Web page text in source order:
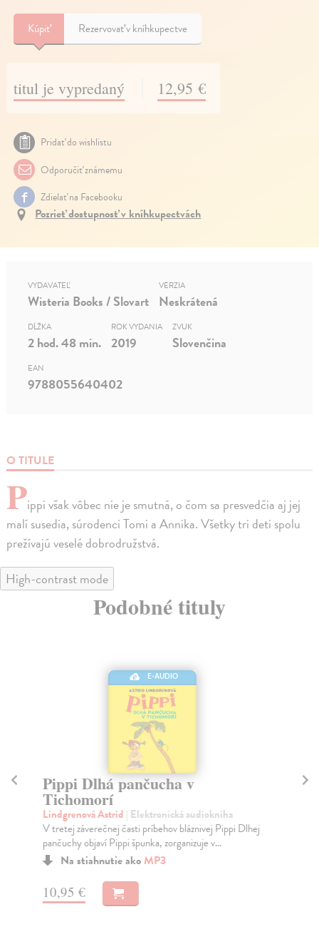
Kúpiť Rezervovať v kníhkupectve
titul je vypredaný 12,95 €
Pridať do wishlistu
Odporučiť známemu
Zdielať na Facebooku
Pozrieť dostupnosť v kníhkupectvách
O TITULE
Pippi však vôbec nie je smutná, o čom sa presvedčia aj jej
malí susedia, súrodenci Tomi a Annika. Všetky tri deti spolu
prežívajú veselé dobrodružstvá.
VYDAVATEĽ
Wisteria Books / Slovart
VERZIA
Neskrátená
DĹŽKA
2 hod. 48 min.
ROK VYDANIA
2019
ZVUK
Slovenčina
EAN
9788055640402
High-contrast mode
Podobné tituly
E-AUDIO
Pippi Dlhá pančucha v
Tichomorí
Lindgrenová Astrid | Elektronická audiokniha
V tretej záverečnej časti príbehov bláznivej Pippi Dlhej
pančuchy objaví Pippi špunka, zorganizuje v...
Na stiahnutie akoMP3
10,95 €